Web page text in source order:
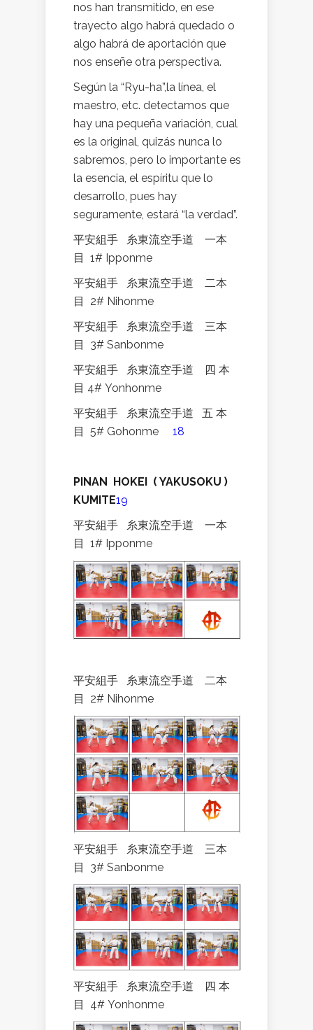
nos han transmitido, en ese
trayecto algo habrá quedado o
algo habrá de aportación que
nos enseñe otra perspectiva.
Según la “Ryu-ha”,la línea, el
maestro, etc. detectamos que
hay una pequeña variación, cual
es la original, quizás nunca lo
sabremos, pero lo importante es
la esencia, el espíritu que lo
desarrollo, pues hay
seguramente, estará “la verdad”.
平安組手
糸東流空手道
一本
目
1# Ipponme
平安組手
糸東流空手道
二本
目
2# Nihonme
平安組手
糸東流空手道
三本
目
3# Sanbonme
平安組手
糸東流空手道 四 本
目 4# Yonhonme
平安組手
糸東流空手道 五 本
目
5# Gohonme 18
PINAN HOKEI
( YAKUSOKU )
KUMITE19
平安組手
糸東流空手道
一本
目
1# Ipponme
平安組手 糸東流空手道
二本
目
2# Nihonme
平安組手 糸東流空手道
三本
目
3# Sanbonme
平安組手 糸東流空手道 四 本
目
4# Yonhonme